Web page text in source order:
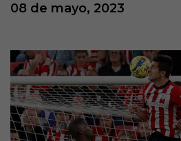
08 de mayo, 2023